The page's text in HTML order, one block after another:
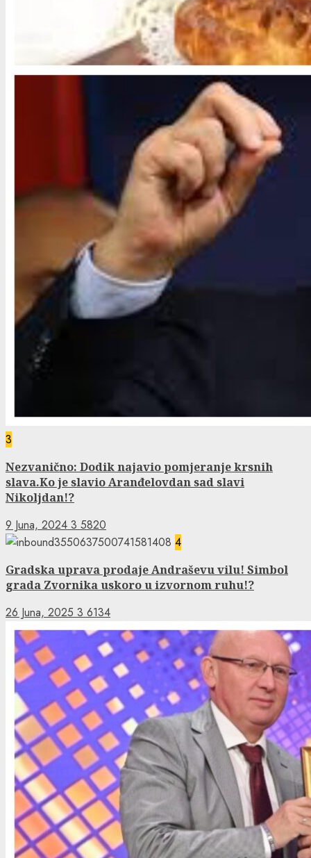
3
Nezvanično: Dodik najavio pomjeranje krsnih
slava.Ko je slavio Aranđelovdan sad slavi
Nikoljdan!?
9 Juna, 2024 3 5820
4
Gradska uprava prodaje Andraševu vilu! Simbol
grada Zvornika uskoro u izvornom ruhu!?
26 Juna, 2025 3 6134